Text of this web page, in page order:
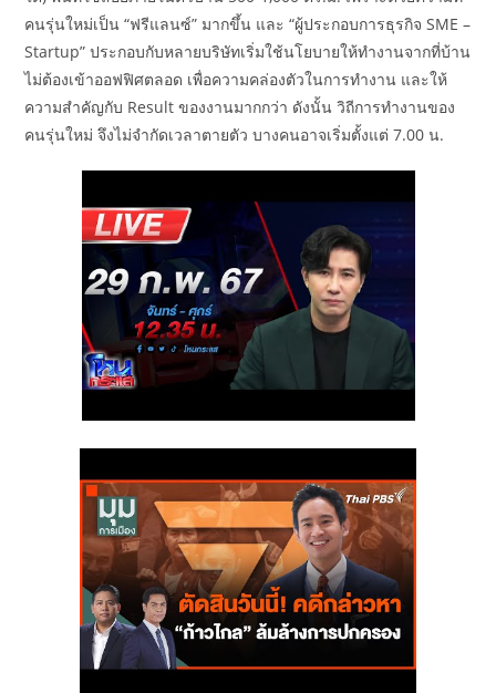
คนรุ่นใหม่เป็น “ฟรีแลนซ์” มากขึ้น และ “ผู้ประกอบการธุรกิจ SME –
Startup” ประกอบกับหลายบริษัทเริ่มใช้นโยบายให้ทำงานจากที่บ้าน
ไม่ต้องเข้าออฟฟิศตลอด เพื่อความคล่องตัวในการทำงาน และให้
ความสำคัญกับ Result ของงานมากกว่า ดังนั้น วิถีการทำงานของ
คนรุ่นใหม่ จึงไม่จำกัดเวลาตายตัว บางคนอาจเริ่มตั้งแต่ 7.00 น.